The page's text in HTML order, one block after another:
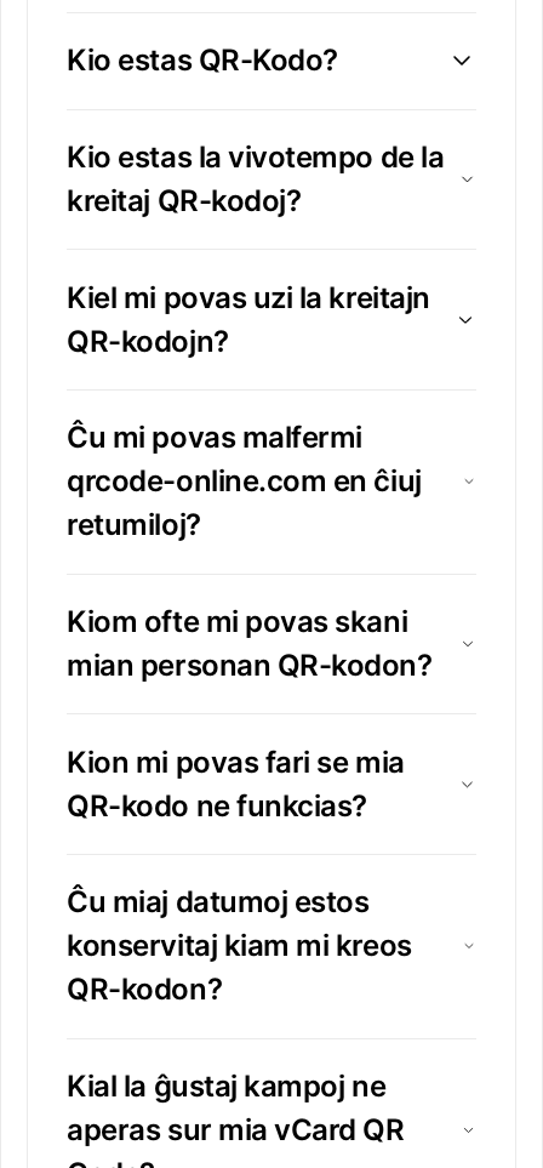
Kio estas QR-Kodo?
Kio estas la vivotempo de la
kreitaj QR-kodoj?
Kiel mi povas uzi la kreitajn
QR-kodojn?
Ĉu mi povas malfermi
qrcode-online.com en ĉiuj
retumiloj?
Kiom ofte mi povas skani
mian personan QR-kodon?
Kion mi povas fari se mia
QR-kodo ne funkcias?
Ĉu miaj datumoj estos
konservitaj kiam mi kreos
QR-kodon?
Kial la ĝustaj kampoj ne
aperas sur mia vCard QR